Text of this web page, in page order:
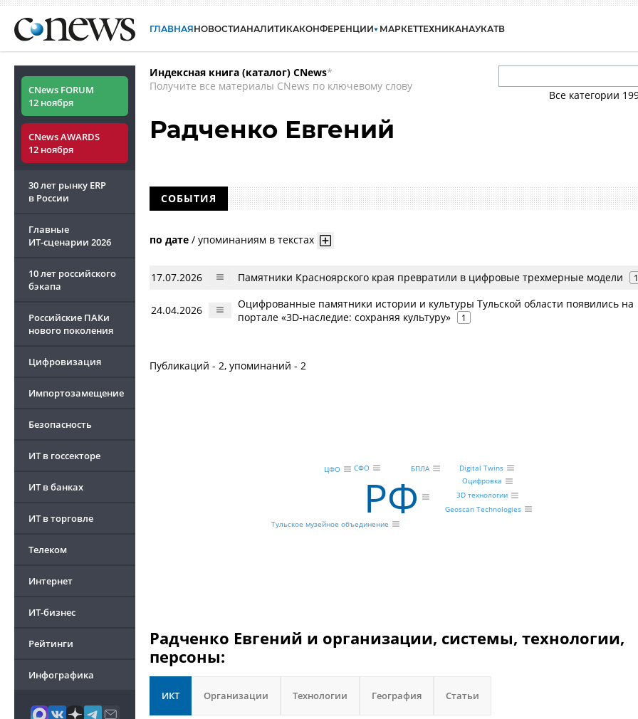
ГЛАВНАЯНОВОСТИАНАЛИТИКАКОНФЕРЕНЦИИ МАРКЕТТЕХНИКАНАУКАТВ
CNews FORUM
12 ноября
CNews AWARDS
12 ноября
30 лет рынку ERP
в России
Главные
ИТ-сценарии 2026
10 лет российского
бэкапа
Российские ПАКи
нового поколения
Цифровизация
Импортозамещение
Безопасность
ИТ в госсекторе
ИТ в банках
ИТ в торговле
Телеком
Интернет
ИТ-бизнес
Рейтинги
Инфографика
Индексная книга (каталог) CNews*
Получите все материалы CNews по ключевому слову
Все категории
Радченко Евгений
СОБЫТИЯ
по дате / упоминаниям в текстах
17.07.2026 Памятники Красноярского края превратили в цифровые трехмерные модели 1
24.04.2026
Оцифрованные памятники истории и культуры Тульской области появились на
портале «3D-наследие: сохраняя культуру»
1
Публикаций - 2, упоминаний - 2
РФ
Geoscan Technologies
Тульское музейное объединение
3D технологии
Оцифровка
Digital Twins
БПЛА
ЦФО СФО
Радченко Евгений и организации, системы, технологии,
персоны:
ИКТ Организации Технологии География Статьи